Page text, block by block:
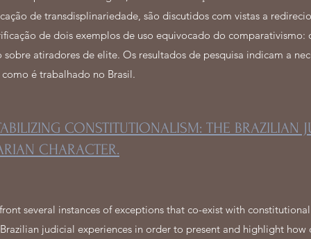
de transdisplinariedade, são discutidos com vistas a
de dois exemplos de uso equivocado do comparativismo:
sobre atiradores de elite. Os resultados de pesquisa indicam a
é trabalhado no Brasil.
CONSTITUTIONALISM: THE BRAZILIAN
CHARACTER.
several instances of exceptions that co-exist with
judicial experiences in order to present and highlight